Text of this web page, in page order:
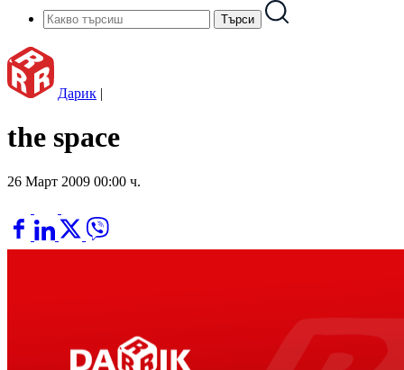
Дарик |
the space
26 Март 2009 00:00 ч.